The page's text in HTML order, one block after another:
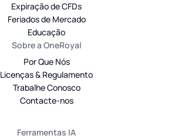
Expiração de CFDs
Feriados de Mercado
Educação
Sobre a OneRoyal
Por Que Nós
Licenças & Regulamento
Trabalhe Conosco
Contacte-nos
Ferramentas IA